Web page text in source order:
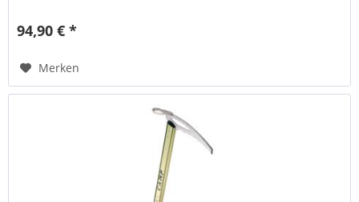
94,90 € *
Merken